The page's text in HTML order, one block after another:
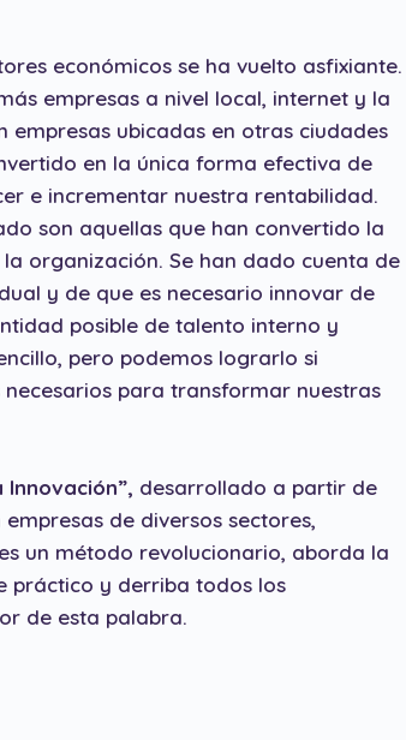
económicos se ha vuelto asfixiante.
empresas a nivel local, internet y la
ubicadas en otras ciudades
en la única forma efectiva de
e incrementar nuestra rentabilidad.
son aquellas que han convertido la
organización. Se han dado cuenta de
y de que es necesario innovar de
posible de talento interno y
pero podemos lograrlo si
para transformar nuestras
Innovación”, desarrollado a partir de
de diversos sectores,
un método revolucionario, aborda la
práctico y derriba todos los
de esta palabra.